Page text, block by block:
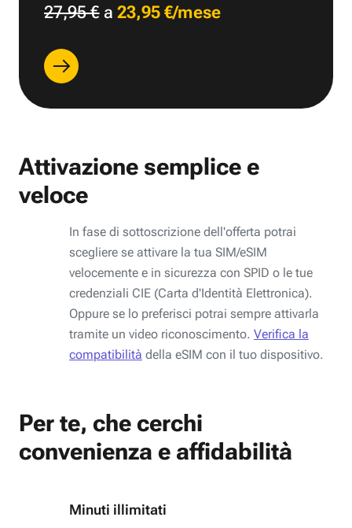
27,95 €a 23,95 €/mese
Attivazione semplice e
veloce
In fase di sottoscrizione dell'offerta potrai
scegliere se attivare la tua SIM/eSIM
velocemente e in sicurezza con SPID o le tue
credenziali CIE (Carta d'Identità Elettronica).
Oppure se lo preferisci potrai sempre attivarla
tramite un video riconoscimento. Verifica la
compatibilità della eSIM con il tuo dispositivo.
Per te, che cerchi
convenienza e affidabilità
Minuti illimitati